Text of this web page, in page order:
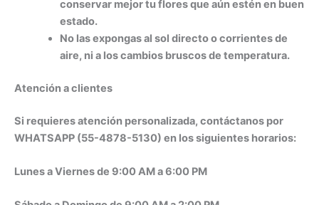
conservar mejor tu flores que aún estén en buen
estado.
No las expongas al sol directo o corrientes de
aire, ni a los cambios bruscos de temperatura.
Atención a clientes
Si requieres atención personalizada, contáctanos por
WHATSAPP (55-4878-5130) en los siguientes horarios:
Lunes a Viernes de 9:00 AM a 6:00 PM